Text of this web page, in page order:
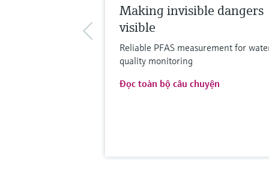
Making invisible dangers
visible
Reliable PFAS measurement for
quality monitoring
Đọc toàn bộ câu chuyện